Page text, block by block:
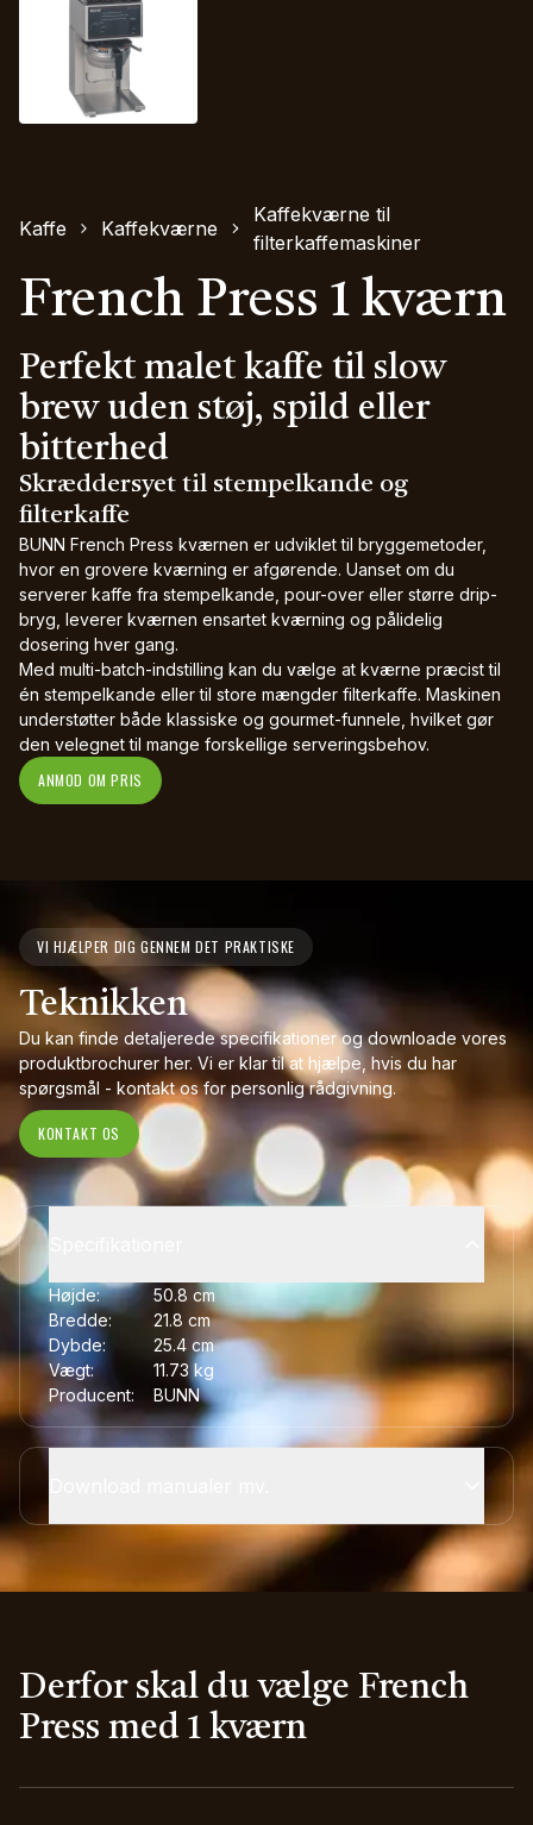
Kaffe Kaffekværne
Kaffekværne til
filterkaffemaskiner
French Press 1 kværn
Perfekt malet kaffe til slow
brew uden støj, spild eller
bitterhed
Skræddersyet til stempelkande og
filterkaffe
BUNN French Press kværnen er udviklet til bryggemetoder,
hvor en grovere kværning er afgørende. Uanset om du
serverer kaffe fra stempelkande, pour-over eller større drip-
bryg, leverer kværnen ensartet kværning og pålidelig
dosering hver gang.
Med multi-batch-indstilling kan du vælge at kværne præcist til
én stempelkande eller til store mængder filterkaffe. Maskinen
understøtter både klassiske og gourmet-funnele, hvilket gør
den velegnet til mange forskellige serveringsbehov.
ANMOD OM PRIS
VI HJÆLPER DIG GENNEM DET PRAKTISKE
Teknikken
Du kan finde detaljerede specifikationer og downloade vores
produktbrochurer her. Vi er klar til at hjælpe, hvis du har
spørgsmål - kontakt os for personlig rådgivning.
KONTAKT OS
Højde:
Bredde:
Dybde:
Vægt:
Producent:
50.8 cm
21.8 cm
25.4 cm
11.73 kg
BUNN
Derfor skal du vælge French
Press med 1 kværn